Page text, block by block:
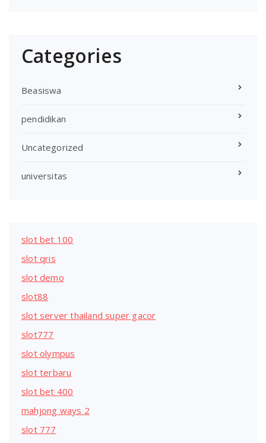
Categories
Beasiswa
pendidikan
Uncategorized
universitas
slot bet 100
slot qris
slot demo
slot88
slot server thailand super gacor
slot777
slot olympus
slot terbaru
slot bet 400
mahjong ways 2
slot 777